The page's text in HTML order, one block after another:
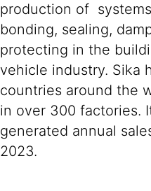
production of
bonding, sealing,
protecting in the
vehicle industry. Sika
countries around the
in over 300 factories.
generated annual
2023.